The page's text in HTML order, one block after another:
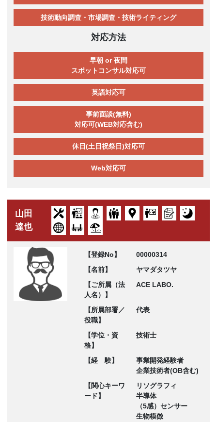
技術動向調査・市場調査・技術ライティング
対応方法
早朝 or 夜間
スポットコンサル対応可
英語対応可
事前面談(無料)
対応可(WEB対応含む)
休日(土日祝祭日)対応可
Web対応可
山田
達也
【登録No】
00000314
【名前】
ヤマダタツヤ
【ご所属（法
人名）】
ACE LABO.
【所属部署／
役職】
代表
【学位・資
格】
技術士
【経 験】
事業開発経験者
企業技術者(OB含む)
【関心キーワ
ード】
リソグラフィ
半導体
（5感）センサー
生物模倣